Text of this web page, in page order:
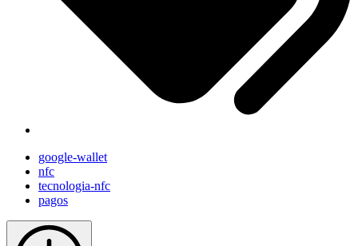
google-wallet
nfc
tecnologia-nfc
pagos